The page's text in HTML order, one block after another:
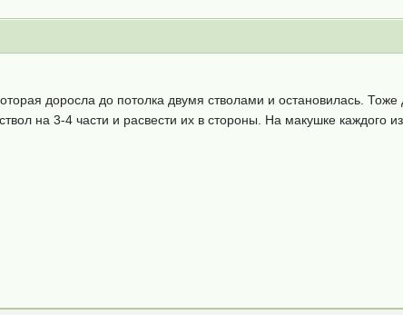
доросла до потолка двумя стволами и остановилась.
на 3-4 части и расвести их в стороны. На макушке каждого